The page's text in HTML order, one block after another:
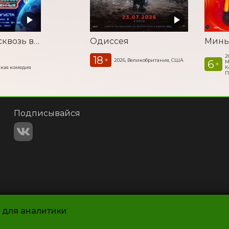
Смешарики сквозь вселенные
комедия
Одиссея
18 + 2026, Великобритания, США 6 +
аналитики
Подписывайся